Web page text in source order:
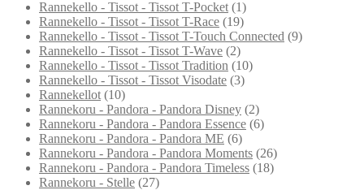
Rannekello - Tissot - Tissot T-Pocket (1)
Rannekello - Tissot - Tissot T-Race (19)
Rannekello - Tissot - Tissot T-Touch Connected (9)
Rannekello - Tissot - Tissot T-Wave (2)
Rannekello - Tissot - Tissot Tradition (10)
Rannekello - Tissot - Tissot Visodate (3)
Rannekellot (10)
Rannekoru - Pandora - Pandora Disney (2)
Rannekoru - Pandora - Pandora Essence (6)
Rannekoru - Pandora - Pandora ME (6)
Rannekoru - Pandora - Pandora Moments (26)
Rannekoru - Pandora - Pandora Timeless (18)
Rannekoru - Stelle (27)